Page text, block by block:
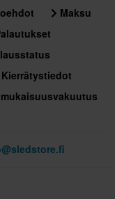
Maksu
Kierrätystiedot